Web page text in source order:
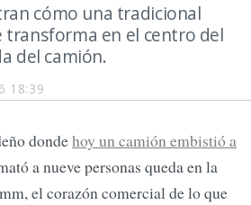
18:39
cómo una tradicional
transforma en el centro del
del camión.
dondehoy un camión embistió a
a nueve personas queda en la
el corazón comercial de lo que